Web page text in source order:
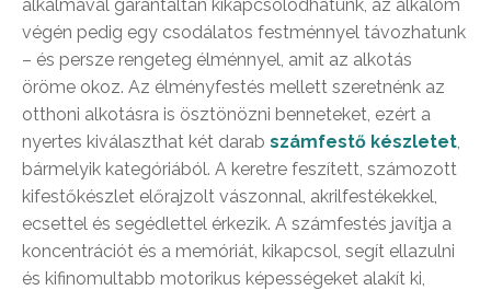
alkalmával garantáltan kikapcsolódhatunk, az alkalom
végén pedig egy csodálatos festménnyel távozhatunk
– és persze rengeteg élménnyel, amit az alkotás
öröme okoz. Az élményfestés mellett szeretnénk az
otthoni alkotásra is ösztönözni benneteket, ezért a
nyertes kiválaszthat két darab számfestő készletet
bármelyik kategóriából. A keretre feszített, számozott
kifestőkészlet előrajzolt vászonnal, akrilfestékekkel,
ecsettel és segédlettel érkezik. A számfestés javítja a
koncentrációt és a memóriát, kikapcsol, segít ellazulni
és kifinomultabb motorikus képességeket alakít ki,